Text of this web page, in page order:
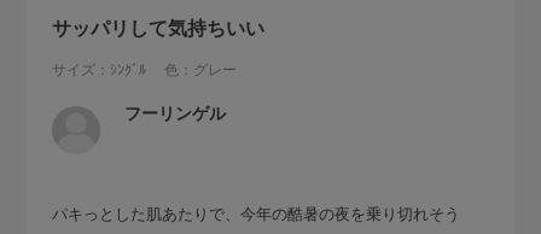
サッパリして気持ちいい
サイズ：ｼﾝｸﾞﾙ 色：グレー
フーリンゲル
パキっとした肌あたりで、今年の酷暑の夜を乗り切れそう